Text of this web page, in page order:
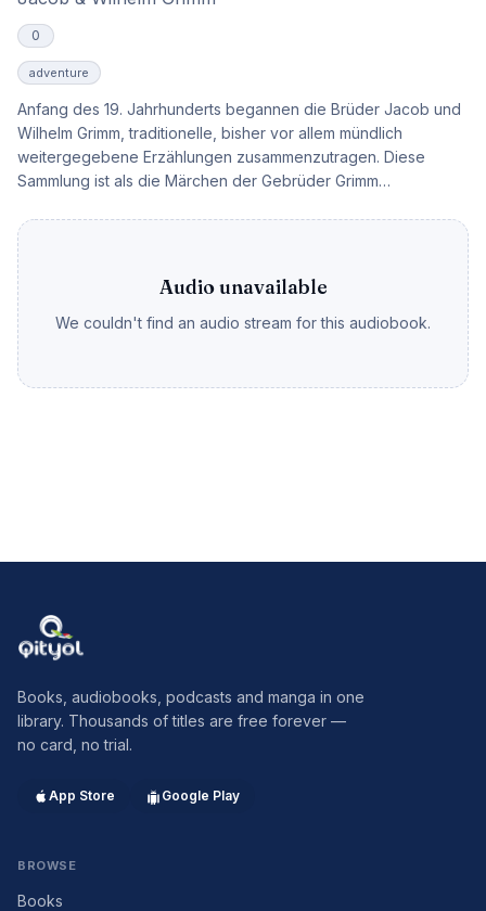
0
adventure
Anfang des 19. Jahrhunderts begannen die Brüder Jacob und
Wilhelm Grimm, traditionelle, bisher vor allem mündlich
weitergegebene Erzählungen zusammenzutragen. Diese
Sammlung ist als die Märchen der Gebrüder Grimm
wie Rapunzel, Hänsel und Gretel, Rumpelstilzchen,
Rotkäppchen, Aschenputtel und viele andere.
(Zusammenfassung von Rainer) Die Märchen sind auf fünf
Katalogseiten untergebracht : Märchen 1 • Märchen 2 •
Märchen 3 • Märchen 4 • Märchen 5 Alle Märchen in
alphabetischer Reihenfolge - auf den Märchentitel klicken, um
zur jeweiligen Katalogseite zu gelangen: A Allerleirauh Alte
Audio unavailable
We couldn't find an audio stream for this audiobook.
Qityol
Books, audiobooks, podcasts and manga in one
library. Thousands of titles are free forever —
no card, no trial.
App Store Google Play
BROWSE
Books